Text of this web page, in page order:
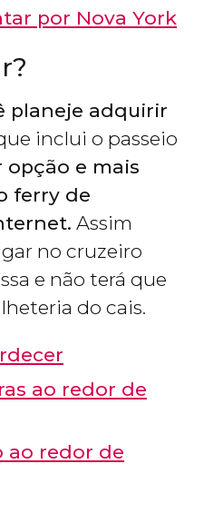
por Nova York
planeje adquirir
inclui o passeio
opção e mais
ferry de
Assim
no cruzeiro
e não terá que
do cais.
ao redor de
ao redor de